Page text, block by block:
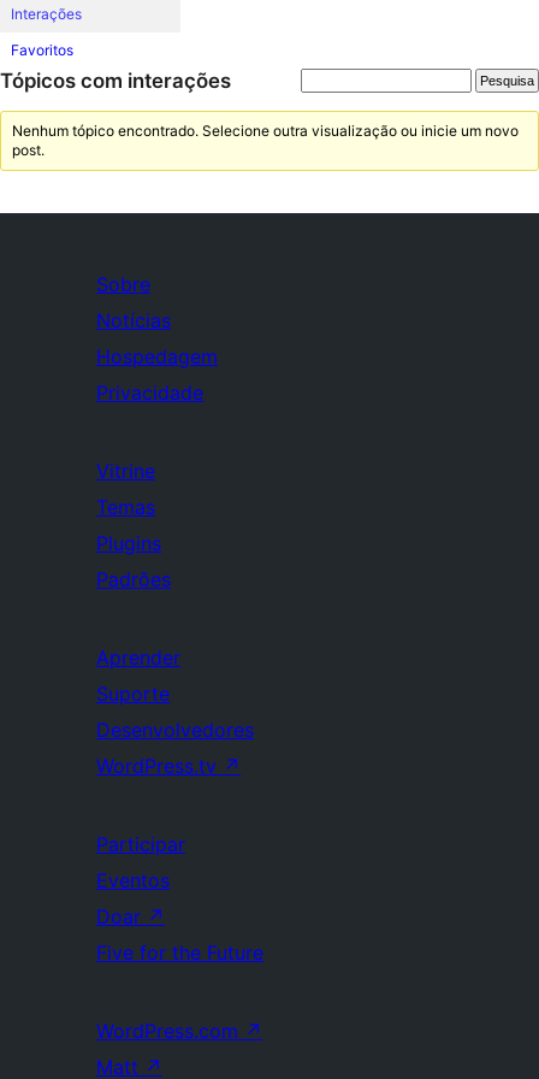
Interações
Favoritos
Tópicos com interações
Nenhum tópico encontrado. Selecione outra visualização ou inicie um novo
post.
Sobre
Notícias
Hospedagem
Privacidade
Vitrine
Temas
Plugins
Padrões
Aprender
Suporte
Desenvolvedores
WordPress.tv ↗
Participar
Eventos
Doar ↗
Five for the Future
WordPress.com ↗
Matt ↗